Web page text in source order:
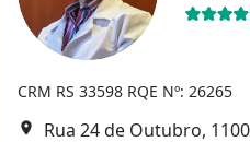
CRM RS 33598 RQE Nº: 26265